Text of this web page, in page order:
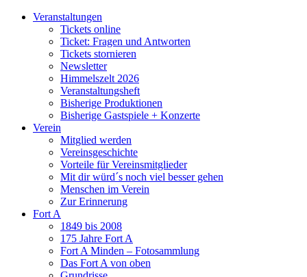
Veranstaltungen
Tickets online
Ticket: Fragen und Antworten
Tickets stornieren
Newsletter
Himmelszelt 2026
Veranstaltungsheft
Bisherige Produktionen
Bisherige Gastspiele + Konzerte
Verein
Mitglied werden
Vereinsgeschichte
Vorteile für Vereinsmitglieder
Mit dir würd´s noch viel besser gehen
Menschen im Verein
Zur Erinnerung
Fort A
1849 bis 2008
175 Jahre Fort A
Fort A Minden – Fotosammlung
Das Fort A von oben